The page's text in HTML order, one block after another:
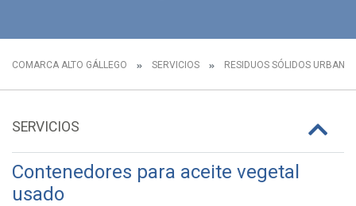
COMARCA ALTO GÁLLEGO SERVICIOS RESIDUOS SÓLIDOS
SERVICIOS
Contenedores para aceite vegetal
usado